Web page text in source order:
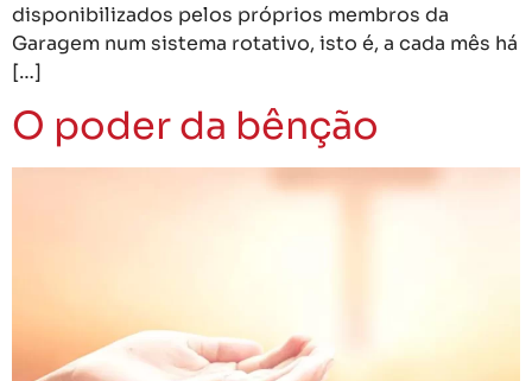
disponibilizados pelos próprios membros da
Garagem num sistema rotativo, isto é, a cada mês há
[…]
O poder da bênção